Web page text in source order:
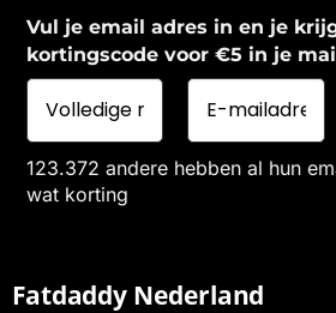
Vul je email adres in en je
kortingscode voor €5 in je
123.372 andere hebben al hun
wat korting
Fatdaddy Nederland